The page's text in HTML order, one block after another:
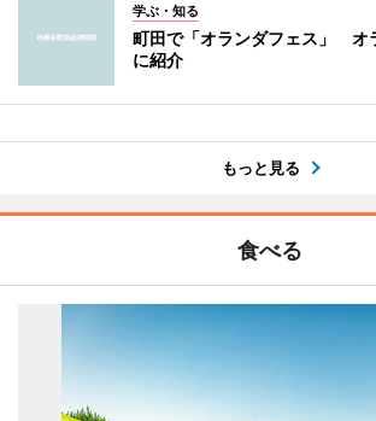
学ぶ・知る
町田で「オランダフェス」 オ
に紹介
もっと見る
食べる